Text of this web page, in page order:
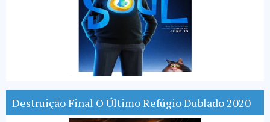
Destruição Final O Último Refúgio Dublado 2020